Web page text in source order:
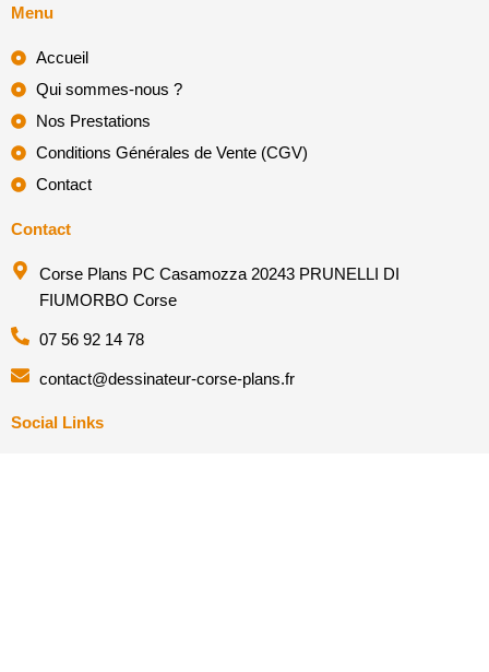
Menu
Accueil
Qui sommes-nous ?
Nos Prestations
Conditions Générales de Vente (CGV)
Contact
Contact
Corse Plans PC Casamozza 20243 PRUNELLI DI
FIUMORBO Corse
07 56 92 14 78
contact@dessinateur-corse-plans.fr
Social Links